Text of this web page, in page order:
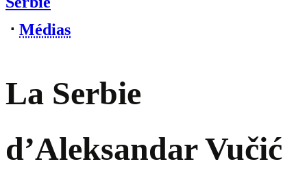
⋅ Médias
La Serbie
d’Aleksandar Vučić